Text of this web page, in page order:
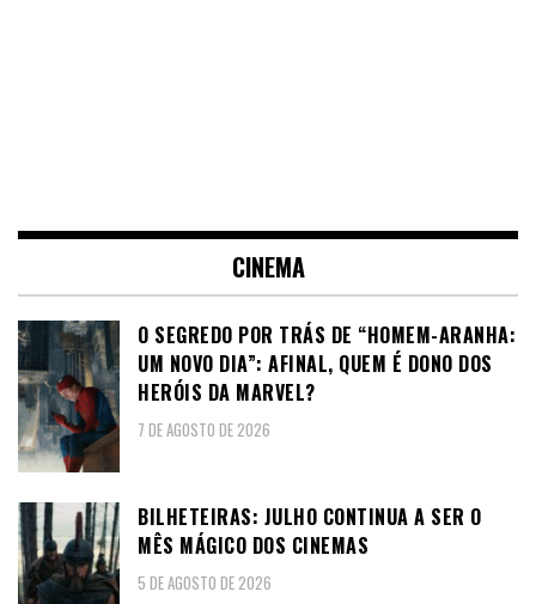
CINEMA
O SEGREDO POR TRÁS DE “HOMEM-ARANHA:
UM NOVO DIA”: AFINAL, QUEM É DONO DOS
HERÓIS DA MARVEL?
7 DE AGOSTO DE 2026
BILHETEIRAS: JULHO CONTINUA A SER O
MÊS MÁGICO DOS CINEMAS
5 DE AGOSTO DE 2026